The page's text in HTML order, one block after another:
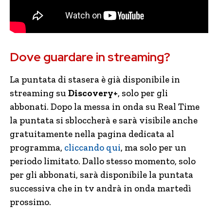
Dove guardare in streaming?
La puntata di stasera è già disponibile in
streaming su Discovery+, solo per gli
abbonati. Dopo la messa in onda su Real Time
la puntata si sbloccherà e sarà visibile anche
gratuitamente nella pagina dedicata al
programma, cliccando qui, ma solo per un
periodo limitato. Dallo stesso momento, solo
per gli abbonati, sarà disponibile la puntata
successiva che in tv andrà in onda martedì
prossimo.